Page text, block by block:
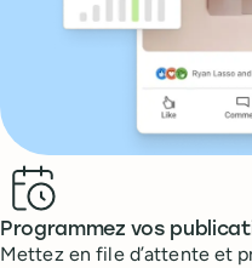
Benefits
Programmez vos
Mettez en file d’attente et